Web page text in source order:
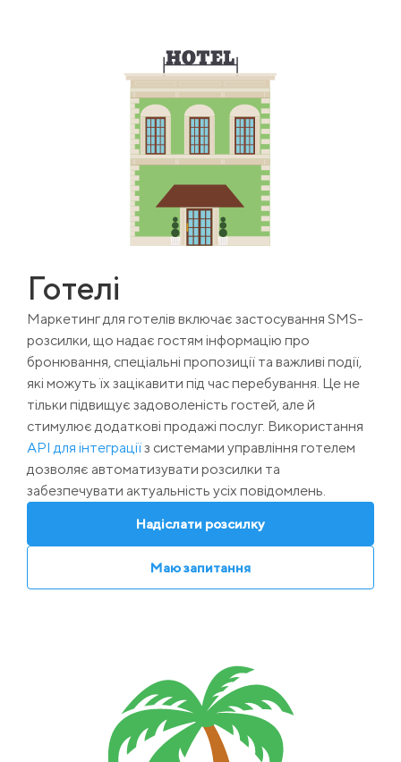
Готелі
Маркетинг для готелів включає застосування SMS-
розсилки, що надає гостям інформацію про
бронювання, спеціальні пропозиції та важливі події,
які можуть їх зацікавити під час перебування. Це не
тільки підвищує задоволеність гостей, але й
стимулює додаткові продажі послуг. Використання
API для інтеграціїз системами управління готелем
дозволяє автоматизувати розсилки та
забезпечувати актуальність усіх повідомлень.
Надіслати розсилку
Маю запитання